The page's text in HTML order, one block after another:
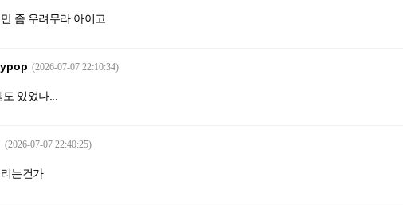
좀 우려무라 아이고
(2026-07-07 22:10:34)
있었나...
(2026-07-07 22:40:25)
는건가